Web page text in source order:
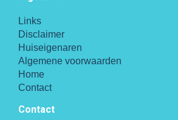
Links
Disclaimer
Huiseigenaren
Algemene voorwaarden
Home
Contact
Contact